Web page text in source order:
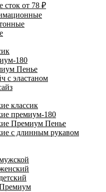
сток от 78 ₽
180
Пенье
с эластаном
классик
премиум-180
Премиум Пенье
с длинным рукавом